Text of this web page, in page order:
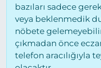
bazıları sadece
veya beklenmedik
nöbete
çıkmadan önce
telefon aracılığıyla